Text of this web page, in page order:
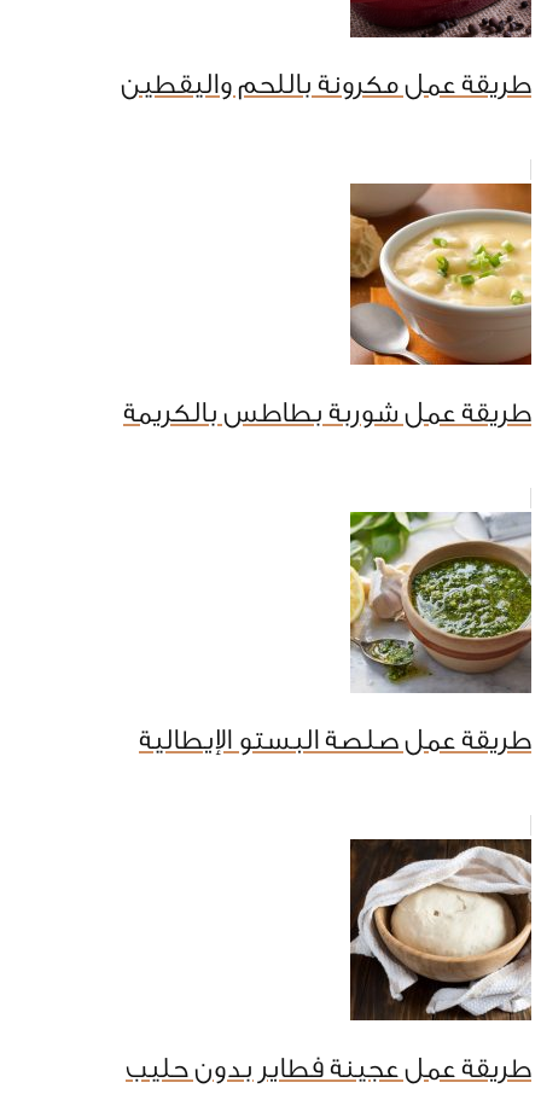
طريقة عمل مكرونة باللحم واليقطين
طريقة عمل شوربة بطاطس بالكريمة
طريقة عمل صلصة البستو الإيطالية
طريقة عمل عجينة فطاير بدون حليب